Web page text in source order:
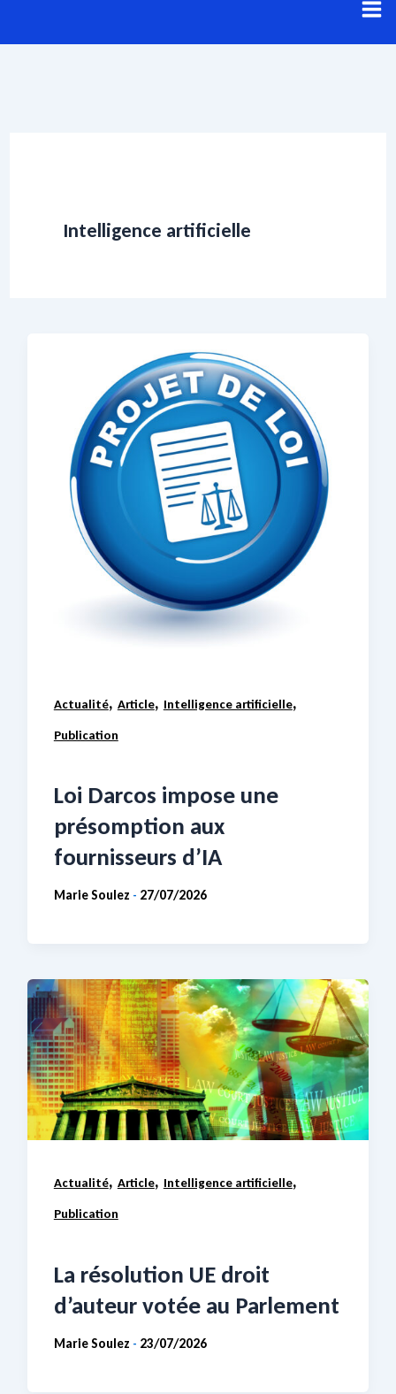
au
Intelligence artificielle
Actualité, Article, Intelligence artificielle,
Publication
Loi Darcos impose une
présomption aux
fournisseurs d’IA
Marie Soulez - 27/07/2026
Actualité, Article, Intelligence artificielle,
Publication
La résolution UE droit
d’auteur votée au Parlement
Marie Soulez - 23/07/2026